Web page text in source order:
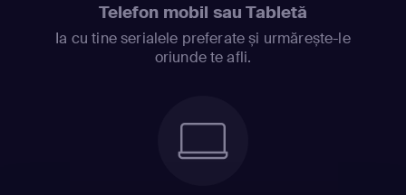
Telefon mobil sau Tabletă
Ia cu tine serialele preferate și urmărește-le
oriunde te afli.